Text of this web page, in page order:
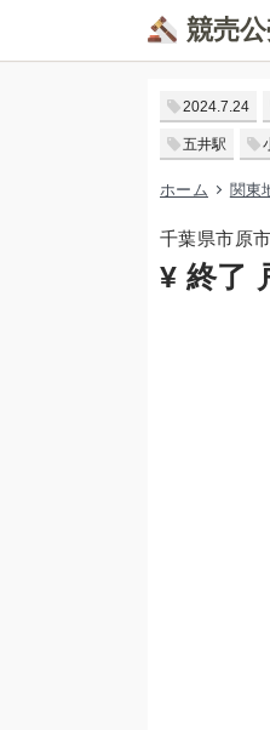
競売
2024.7.24
五井駅
ホーム 関東
千葉県市原
¥ 終了